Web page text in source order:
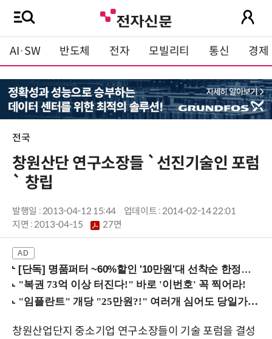
AI·SW 반도체 전자 모빌리티 통신 경제
전국
창원산단 연구소장들 `선진기술인 포럼
` 창립
발행일 : 2013-04-12 15:44
업데이트 : 2014-02-14 22:01
지면 :2013-04-15 27면
[단독] 명품퍼터 ~60%할인 '10만원'대 선착순 한정판매!
창원산업단지 중소기업 연구소장들이 기술 포럼을 결성